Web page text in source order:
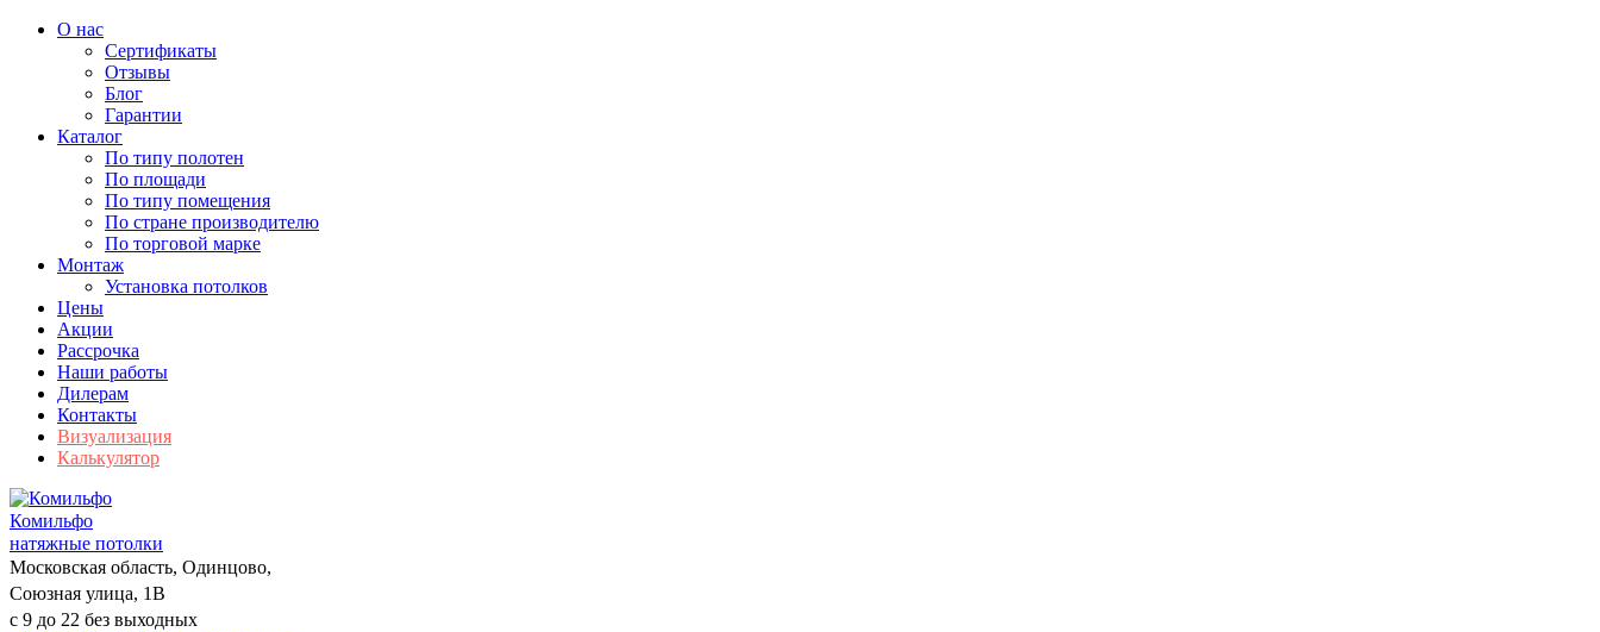
О нас
Сертификаты
Отзывы
Блог
Гарантии
Каталог
По типу полотен
По площади
По типу помещения
По стране производителю
По торговой марке
Монтаж
Установка потолков
Цены
Акции
Рассрочка
Наши работы
Дилерам
Контакты
Визуализация
Калькулятор
Комильфо
натяжные потолки
Московская область, Одинцово,
Союзная улица, 1В
с 9 до 22 без выходных